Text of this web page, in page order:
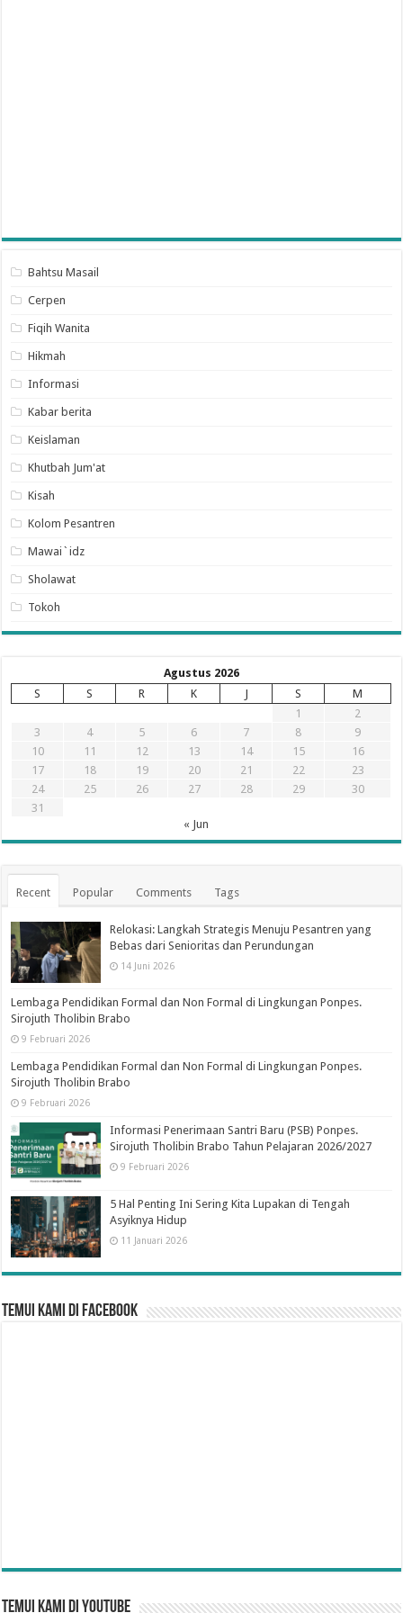
Bahtsu Masail
Cerpen
Fiqih Wanita
Hikmah
Informasi
Kabar berita
Keislaman
Khutbah Jum'at
Kisah
Kolom Pesantren
Mawai`idz
Sholawat
Tokoh
Agustus 2026
S
S R K J S
M
1
2
3
4 5 6 7 8
9
10
11 12 13 14 15
16
17
18 19 20 21 22
23
24
25 26 27 28 29
30
31
« Jun
Recent Popular Comments Tags
Relokasi: Langkah Strategis Menuju Pesantren yang
Bebas dari Senioritas dan Perundungan
14 Juni 2026
Lembaga Pendidikan Formal dan Non Formal di Lingkungan Ponpes.
Sirojuth Tholibin Brabo
9 Februari 2026
Lembaga Pendidikan Formal dan Non Formal di Lingkungan Ponpes.
Sirojuth Tholibin Brabo
9 Februari 2026
Informasi Penerimaan Santri Baru (PSB) Ponpes.
Sirojuth Tholibin Brabo Tahun Pelajaran 2026/2027
9 Februari 2026
5 Hal Penting Ini Sering Kita Lupakan di Tengah
Asyiknya Hidup
11 Januari 2026
Temui Kami di Facebook
Temui Kami di YouTube